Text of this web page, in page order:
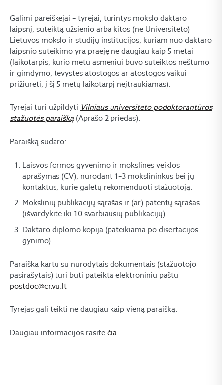
Galimi pareiškėjai – tyrėjai, turintys mokslo daktaro
laipsnį, suteiktą užsienio arba kitos (ne Universiteto)
Lietuvos mokslo ir studijų institucijos, kuriam nuo daktaro
laipsnio suteikimo yra praėję ne daugiau kaip 5 metai
(laikotarpis, kurio metu asmeniui buvo suteiktos nėštumo
ir gimdymo, tėvystės atostogos ar atostogos vaikui
prižiūrėti, į šį 5 metų laikotarpį neįtraukiamas).
Tyrėjai turi užpildyti Vilniaus universiteto podoktorantūros
stažuotės paraišką (Aprašo 2 priedas).
Paraišką sudaro:
Laisvos formos gyvenimo ir mokslinės veiklos
aprašymas (CV), nurodant 1–3 mokslininkus bei jų
kontaktus, kurie galėtų rekomenduoti stažuotoją.
Mokslinių publikacijų sąrašas ir (ar) patentų sąrašas
(išvardykite iki 10 svarbiausių publikacijų).
Daktaro diplomo kopija (pateikiama po disertacijos
gynimo).
Paraiška kartu su nurodytais dokumentais (stažuotojo
pasirašytais) turi būti pateikta elektroniniu paštu
postdoc@cr.vu.lt
Tyrėjas gali teikti ne daugiau kaip vieną paraišką.
Daugiau informacijos rasite čia.